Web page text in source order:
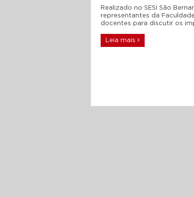
Realizado no SESI São
representantes da
docentes para discutir os
Leia mais